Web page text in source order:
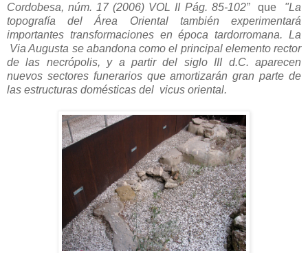
Cordobesa, núm. 17 (2006) VOL II Pág. 85-102”que "La
topografía del Área Oriental también experimentará
importantes transformaciones en época tardorromana. La
Via Augusta se abandona como el principal elemento rector
de las necrópolis, y a partir del siglo III d.C. aparecen
nuevos sectores funerarios que amortizarán gran parte de
las estructuras domésticas del vicus oriental.